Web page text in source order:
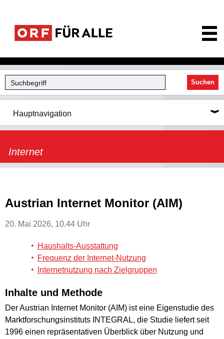
Suchen
Hauptnavigation
Internet
Austrian Internet Monitor (AIM)
20. Mai 2026, 10.44 Uhr
Haushalts-Ausstattung
Frequenz der Internet-Nutzung
Internetnutzung nach Zielgruppen
Inhalte und Methode
Der Austrian Internet Monitor (AIM) ist eine Eigenstudie des
Marktforschungsinstituts INTEGRAL, die Studie liefert seit
1996 einen repräsentativen Überblick über Nutzung und